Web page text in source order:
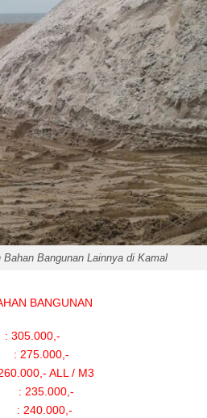
Bangunan Lainnya di Kamal
BANGUNAN
ALL / M3